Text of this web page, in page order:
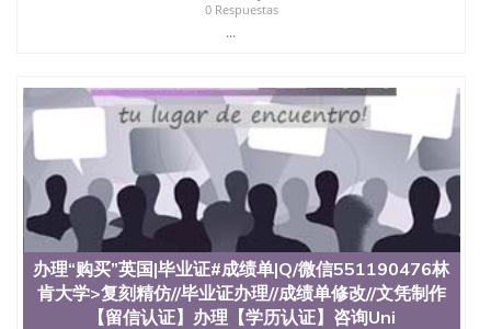
0 Respuestas
...
办理“购买”英国|毕业证#成绩单|Q/微信551190476林
肯大学>复刻精仿//毕业证办理//成绩单修改//文凭制作
【留信认证】办理【学历认证】咨询Uni